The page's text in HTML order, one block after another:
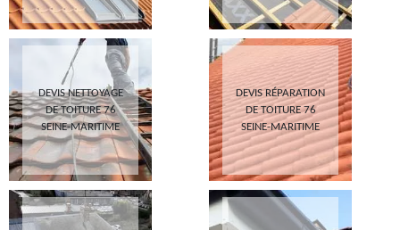
DEVIS NETTOYAGE
DE TOITURE 76
SEINE-MARITIME
DEVIS RÉPARATION
DE TOITURE 76
SEINE-MARITIME